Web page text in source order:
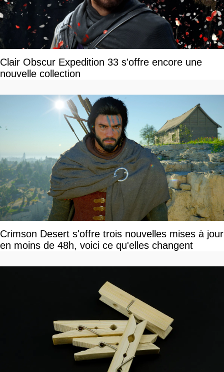
Clair Obscur Expedition 33 s'offre encore une
nouvelle collection
Crimson Desert s'offre trois nouvelles mises à jour
en moins de 48h, voici ce qu'elles changent